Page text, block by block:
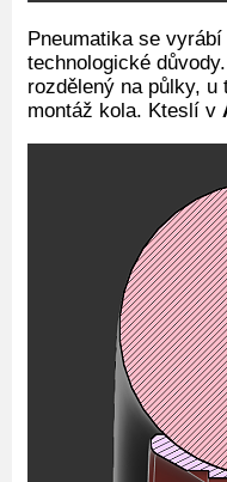
Pneumatika se
technologické
rozdělený na půlky, u
montáž kola. Kteslí v